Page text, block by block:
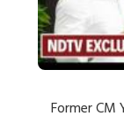
Former CM